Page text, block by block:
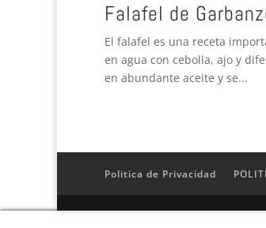
Falafel de
El falafel es una receta
en agua con cebolla, ajo y
en abundante aceite y se...
Politica de Privacidad